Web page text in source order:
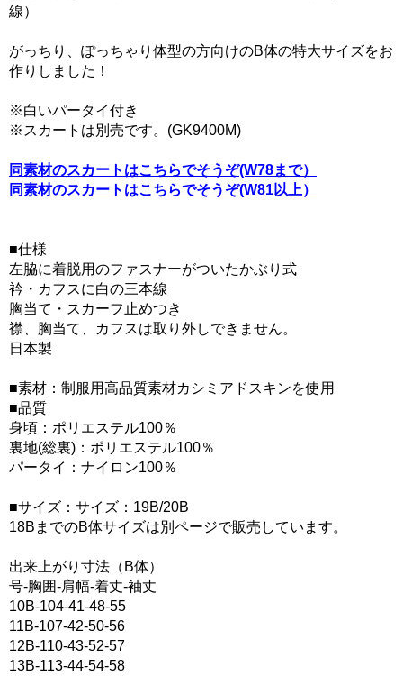
線）
がっちり、ぽっちゃり体型の方向けのB体の特大サイズをお
作りしました！
※白いパータイ付き
※スカートは別売です。(GK9400M)
同素材のスカートはこちらでそうぞ(W78まで）
同素材のスカートはこちらでそうぞ(W81以上）
■仕様
左脇に着脱用のファスナーがついたかぶり式
衿・カフスに白の三本線
胸当て・スカーフ止めつき
襟、胸当て、カフスは取り外しできません。
日本製
■素材：制服用高品質素材カシミアドスキンを使用
■品質
身頃：ポリエステル100％
裏地(総裏)：ポリエステル100％
パータイ：ナイロン100％
■サイズ：サイズ：19B/20B
18BまでのB体サイズは別ページで販売しています。
出来上がり寸法（B体）
号-胸囲-肩幅-着丈-袖丈
10B-104-41-48-55
11B-107-42-50-56
12B-110-43-52-57
13B-113-44-54-58